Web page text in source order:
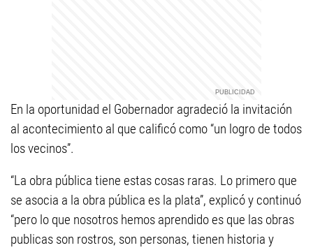
En la oportunidad el Gobernador agradeció la invitación
al acontecimiento al que calificó como “un logro de todos
los vecinos”.
“La obra pública tiene estas cosas raras. Lo primero que
se asocia a la obra pública es la plata”, explicó y continuó
“pero lo que nosotros hemos aprendido es que las obras
publicas son rostros, son personas, tienen historia y